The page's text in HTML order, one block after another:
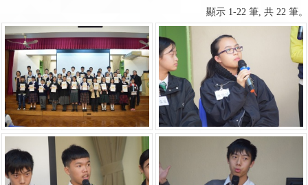
顯示 1-22 筆, 共 22 筆。